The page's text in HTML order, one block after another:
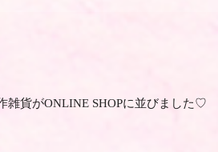
雑貨がONLINE SHOPに並びました♡